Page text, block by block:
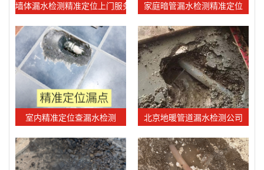
墙体漏水检测精准定位上门服务 家庭暗管漏水检测精准定位
室内精准定位查漏水检测 北京地暖管道漏水检测公司